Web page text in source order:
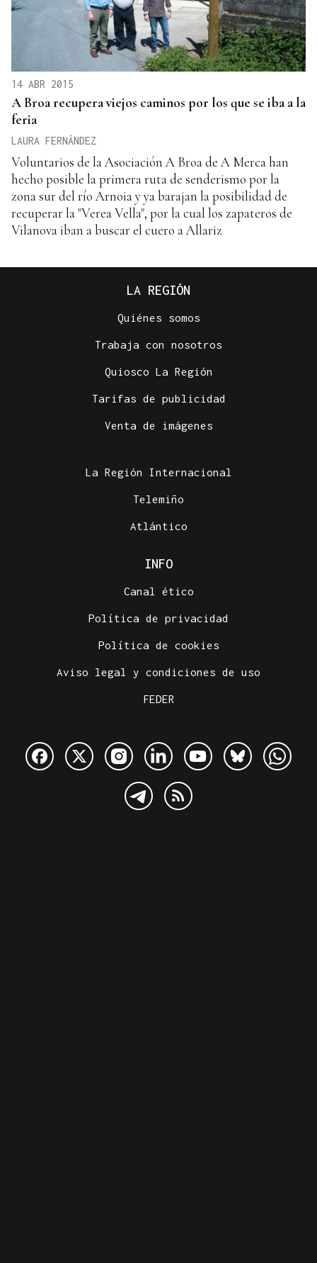
14 ABR 2015
A Broa recupera viejos caminos por los que se iba a la
feria
LAURA FERNÁNDEZ
Voluntarios de la Asociación A Broa de A Merca han
hecho posible la primera ruta de senderismo por la
zona sur del río Arnoia y ya barajan la posibilidad de
recuperar la "Verea Vella", por la cual los zapateros de
Vilanova iban a buscar el cuero a Allariz
LA REGIÓN
Quiénes somos
Trabaja con nosotros
Quiosco La Región
Tarifas de publicidad
Venta de imágenes
La Región Internacional
Telemiño
Atlántico
INFO
Canal ético
Política de privacidad
Política de cookies
Aviso legal y condiciones de uso
FEDER